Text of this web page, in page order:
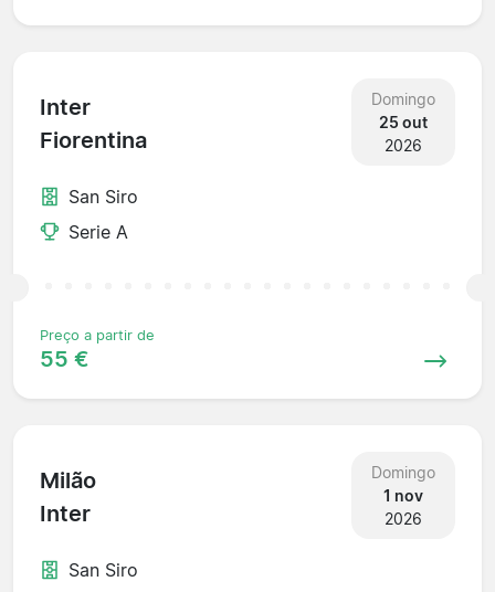
Inter
Fiorentina
Domingo
25 out
2026
San Siro
Serie A
Preço a partir de
55 €
Milão
Inter
Domingo
1 nov
2026
San Siro